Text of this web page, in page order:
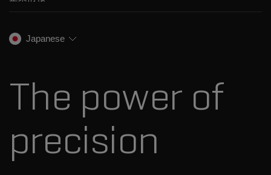
スペクトルライブラリ
法医学ソリューション
キャリア
プレスリリース
Japanese
The power of
precision